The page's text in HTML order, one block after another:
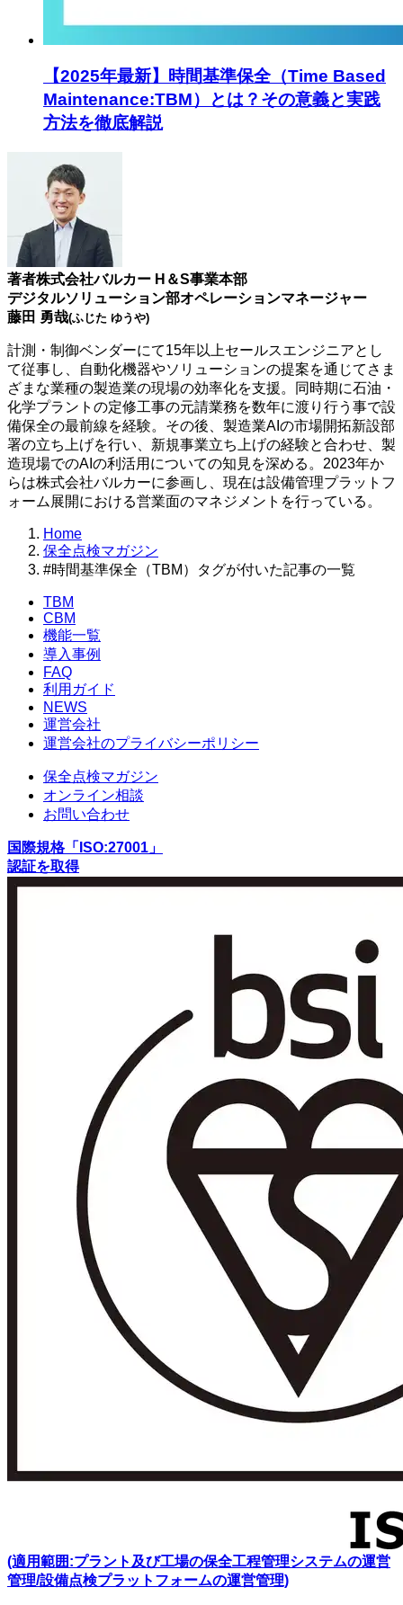
【2025年最新】時間基準保全（Time Based
Maintenance:TBM）とは？その意義と実践
方法を徹底解説
著者株式会社バルカー H＆S事業本部
デジタルソリューション部オペレーションマネージャー
藤田 勇哉(ふじた ゆうや)
計測・制御ベンダーにて15年以上セールスエンジニアとし
て従事し、自動化機器やソリューションの提案を通じてさま
ざまな業種の製造業の現場の効率化を支援。同時期に石油・
化学プラントの定修工事の元請業務を数年に渡り行う事で設
備保全の最前線を経験。その後、製造業AIの市場開拓新設部
署の立ち上げを行い、新規事業立ち上げの経験と合わせ、製
造現場でのAIの利活用についての知見を深める。2023年か
らは株式会社バルカーに参画し、現在は設備管理プラットフ
ォーム展開における営業面のマネジメントを行っている。
Home
保全点検マガジン
#時間基準保全（TBM）タグが付いた記事の一覧
TBM
CBM
機能一覧
導入事例
FAQ
利用ガイド
NEWS
運営会社
運営会社のプライバシーポリシー
保全点検マガジン
オンライン相談
お問い合わせ
国際規格「ISO:27001」
認証を取得
(適用範囲:プラント及び工場の保全工程管理システムの運営
管理/設備点検プラットフォームの運営管理)